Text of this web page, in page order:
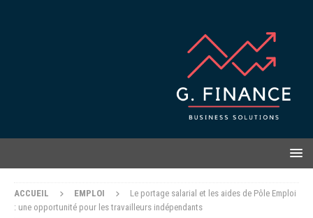
ACCUEIL EMPLOI
Le portage salarial et les aides de Pôle Emploi
: une opportunité pour les travailleurs indépendants